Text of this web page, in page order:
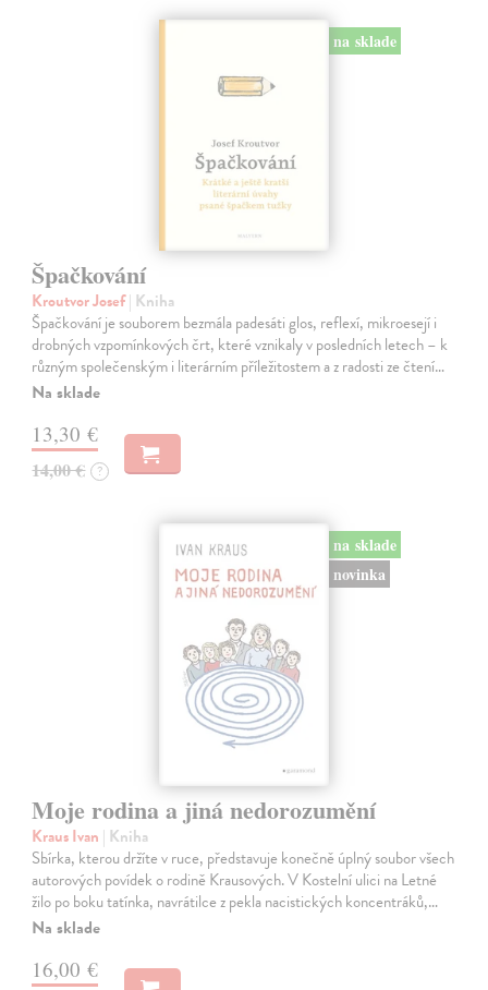
na sklade
Špačkování
Kroutvor Josef| Kniha
Špačkování je souborem bezmála padesáti glos, reflexí, mikroesejí i
drobných vzpomínkových črt, které vznikaly v posledních letech – k
různým společenským i literárním příležitostem a z radosti ze čtení…
Na sklade
13,30 €
14,00 € ?
na sklade
novinka
Moje rodina a jiná nedorozumění
Kraus Ivan | Kniha
Sbírka, kterou držíte v ruce, představuje konečně úplný soubor všech
autorových povídek o rodině Krausových. V Kostelní ulici na Letné
žilo po boku tatínka, navrátilce z pekla nacistických koncentráků,…
Na sklade
16,00 €